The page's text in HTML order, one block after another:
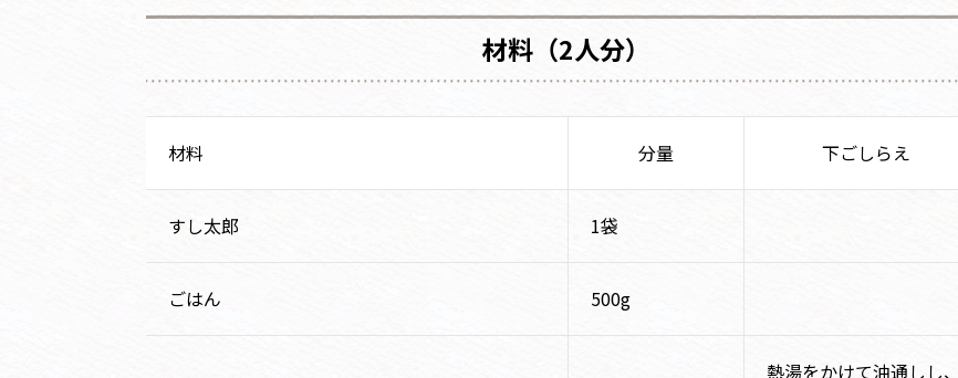
材料（2人分）
材料 分量 下ごしらえ
すし太郎 1袋
ごはん 500g
熱湯をかけて油通しし、